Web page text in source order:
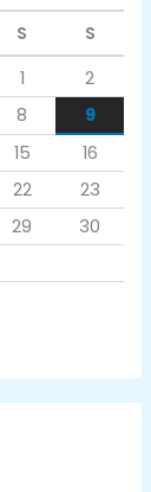
S
S
1
2
8
9
15
16
22
23
29
30